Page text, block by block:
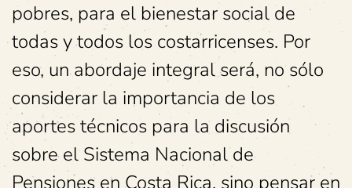
pobres, para el bienestar social de
todas y todos los costarricenses. Por
eso, un abordaje integral será, no sólo
considerar la importancia de los
aportes técnicos para la discusión
sobre el Sistema Nacional de
Pensiones en Costa Rica, sino pensar en